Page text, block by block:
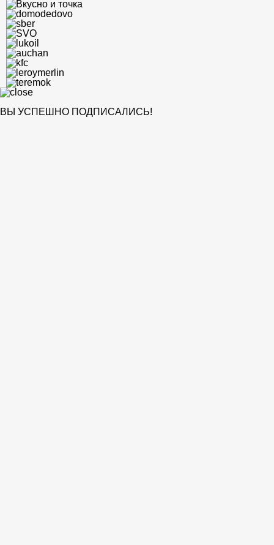
ВЫ УСПЕШНО ПОДПИСАЛИСЬ!